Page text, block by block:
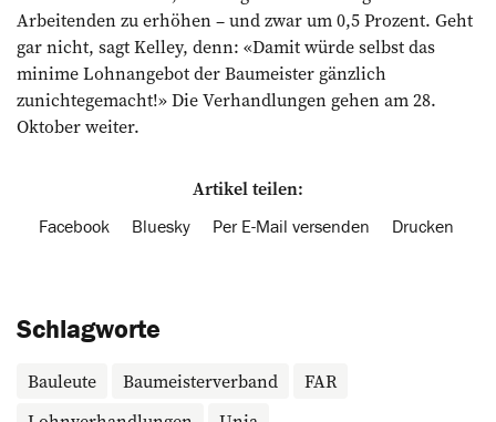
Arbeitenden zu erhöhen – und zwar um 0,5 Prozent. Geht
gar nicht, sagt Kelley, denn: «Damit würde selbst das
minime Lohnangebot der Baumeister gänzlich
zunichtegemacht!» Die Verhandlungen gehen am 28.
Oktober weiter.
Artikel teilen:
Facebook Bluesky Per E-Mail versenden Drucken
Schlagworte
Bauleute Baumeisterverband
FAR